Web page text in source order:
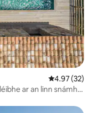
Meánrátáil
4.97 (32)
ar an linn snámha